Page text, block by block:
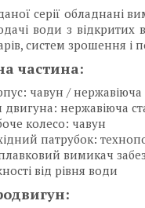
серії обладнані
води з відкритих
систем зрошення і
частина:
чавун / нержавіюча
двигуна: нержавіюча
колесо: чавун
патрубок:
вимикач
від рівня води